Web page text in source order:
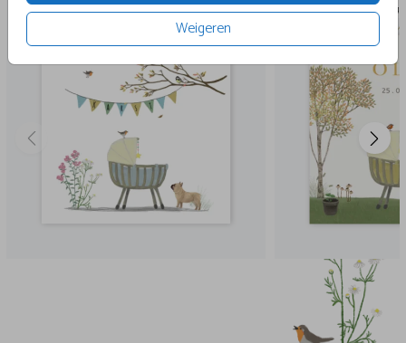
Weigeren
tegeltje